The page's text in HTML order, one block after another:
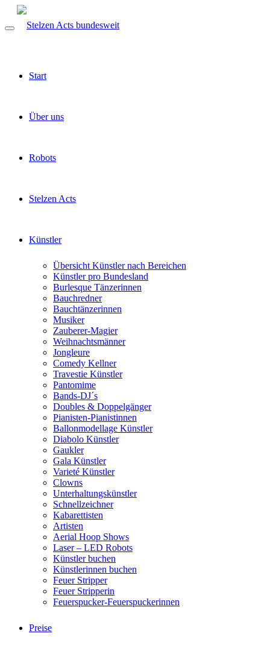
Start
Über uns
Robots
Stelzen Acts
Künstler
Übersicht Künstler nach Bereichen
Künstler pro Bundesland
Burlesque Tänzerinnen
Bauchredner
Bauchtänzerinnen
Musiker
Zauberer-Magier
Weihnachtsmänner
Jongleure
Comedy Kellner
Travestie Künstler
Pantomime
Bands-DJ´s
Doubles & Doppelgänger
Pianisten-Pianistinnen
Ballonmodellage Künstler
Diabolo Künstler
Gaukler
Gala Künstler
Varieté Künstler
Clowns
Unterhaltungskünstler
Schnellzeichner
Kabarettisten
Artisten
Aerial Hoop Shows
Laser – LED Robots
Künstler buchen
Künstlerinnen buchen
Feuer Stripper
Feuer Stripperin
Feuerspucker-Feuerspuckerinnen
Preise